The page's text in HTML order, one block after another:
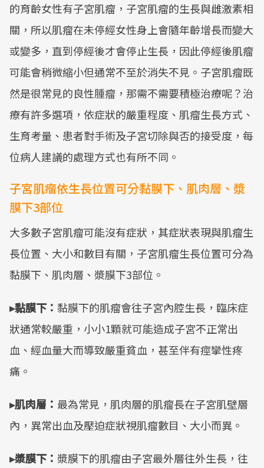
的育齡女性有子宮肌瘤，子宮肌瘤的生長與雌激素相
關，所以肌瘤在未停經女性身上會隨年齡增長而變大
或變多，直到停經後才會停止生長，因此停經後肌瘤
可能會稍微縮小但通常不至於消失不見。子宮肌瘤既
然是很常見的良性腫瘤，那需不需要積極治療呢？治
療有許多選項，依症狀的嚴重程度、肌瘤生長方式、
生育考量、患者對手術及子宮切除與否的接受度，每
位病人建議的處理方式也有所不同。
子宮肌瘤依生長位置可分黏膜下、肌肉層、漿
膜下3部位
大多數子宮肌瘤可能沒有症狀，其症狀表現與肌瘤生
長位置、大小和數目有關，子宮肌瘤生長位置可分為
黏膜下、肌肉層、漿膜下3部位。
▸黏膜下： 黏膜下的肌瘤會往子宮內腔生長，臨床症
狀通常較嚴重，小小1顆就可能造成子宮不正常出
血、經血量大而導致嚴重貧血，甚至伴有痙攣性疼
痛。
▸肌肉層： 最為常見，肌肉層的肌瘤長在子宮肌壁層
內，異常出血及壓迫症狀視肌瘤數目、大小而異。
▸漿膜下： 漿膜下的肌瘤由子宮最外層往外生長，往